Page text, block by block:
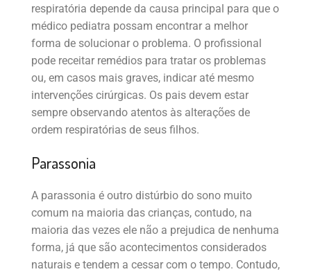
respiratória depende da causa principal para que o
médico pediatra possam encontrar a melhor
forma de solucionar o problema. O profissional
pode receitar remédios para tratar os problemas
ou, em casos mais graves, indicar até mesmo
intervenções cirúrgicas. Os pais devem estar
sempre observando atentos às alterações de
ordem respiratórias de seus filhos.
Parassonia
A parassonia é outro distúrbio do sono muito
comum na maioria das crianças, contudo, na
maioria das vezes ele não a prejudica de nenhuma
forma, já que são acontecimentos considerados
naturais e tendem a cessar com o tempo. Contudo,